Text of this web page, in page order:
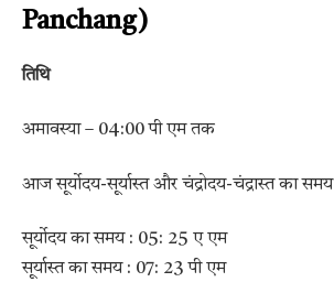
Panchang)
तिथि
अमावस्या – 04:00 पी एम तक
आज सूर्योदय-सूर्यास्त और चंद्रोदय-चंद्रास्त का समय
सूर्योदय का समय : 05: 25 ए एम
सूर्यास्त का समय : 07: 23 पी एम